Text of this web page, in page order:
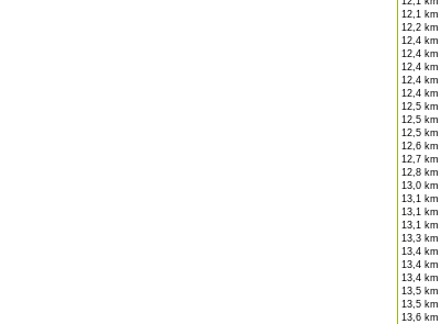
12,1 km
12,2 km
12,4 km
12,4 km
12,4 km
12,4 km
12,4 km
12,5 km
12,5 km
12,5 km
12,6 km
12,7 km
12,8 km
13,0 km
13,1 km
13,1 km
13,1 km
13,3 km
13,4 km
13,4 km
13,4 km
13,5 km
13,5 km
13,6 km